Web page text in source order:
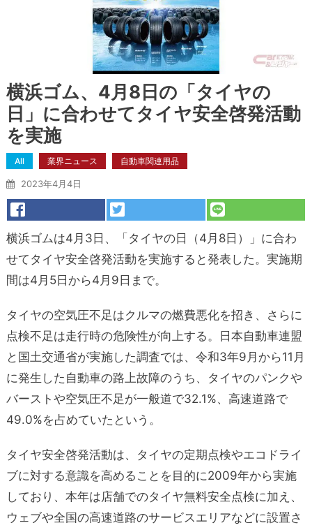
横浜ゴム、4月8日の「タイヤの
日」に合わせてタイヤ安全啓発活動
を実施
All 業界ニュース 自動車関連用品
2023年4月4日
横浜ゴムは4月3日、「タイヤの日（4月8日）」に合わ
せてタイヤ安全啓発活動を実施すると発表した。実施期
間は4月5日から4月9日まで。
タイヤの空気圧不足はクルマの燃費悪化を招き、さらに
点検不足は走行時の危険性が向上する。日本自動車連盟
と国土交通省が実施した調査では、令和3年9月から11月
に発生した自動車の路上故障のうち、タイヤのパンクや
バーストや空気圧不足が一般道で32.1%、高速道路で
49.0%を占めていたという。
タイヤ安全啓発活動は、タイヤの定期点検やエコドライ
ブに対する意識を高めることを目的に2009年から実施
しており、本年は店舗でのタイヤ無料安全点検に加え、
ウェブや全国の高速道路のサービスエリアなどに設置さ